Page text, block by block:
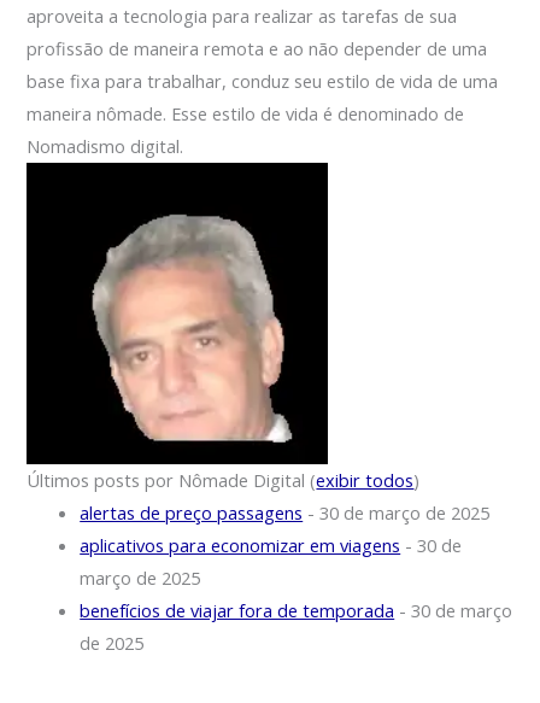
aproveita a tecnologia para realizar as tarefas de sua
profissão de maneira remota e ao não depender de uma
base fixa para trabalhar, conduz seu estilo de vida de uma
maneira nômade. Esse estilo de vida é denominado de
Nomadismo digital.
Últimos posts por Nômade Digital (exibir todos)
alertas de preço passagens - 30 de março de 2025
aplicativos para economizar em viagens - 30 de
março de 2025
benefícios de viajar fora de temporada - 30 de março
de 2025